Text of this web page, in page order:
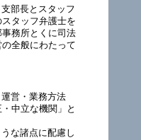
部長とスタッフ
タッフ弁護士を
務所とくに司法
全般にわたって
営・業務方法
中立な機関」と
な諸点に配慮し